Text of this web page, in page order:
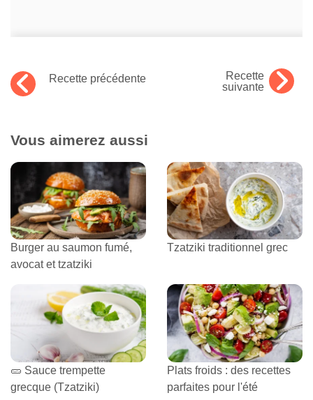
Recette précédente
Recette
suivante
Vous aimerez aussi
Burger au saumon fumé,
avocat et tzatziki
Tzatziki traditionnel grec
🥒 Sauce trempette
grecque (Tzatziki)
Plats froids : des recettes
parfaites pour l'été